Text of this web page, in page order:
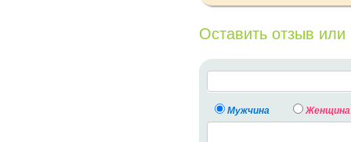
Оставить отзыв
Мужчина Женщина